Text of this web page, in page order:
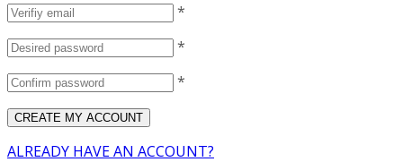
*
*
*
ALREADY HAVE AN ACCOUNT?